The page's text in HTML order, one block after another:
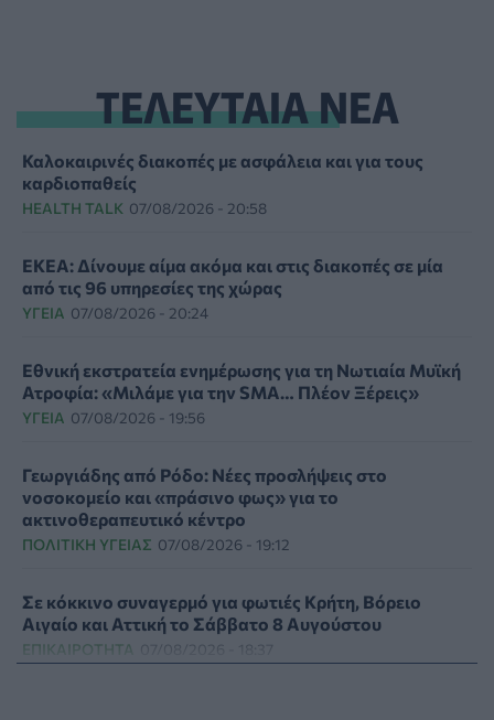
ΤΕΛΕΥΤΑΙΑ ΝΕΑ
Καλοκαιρινές διακοπές με ασφάλεια και για τους
καρδιοπαθείς
HEALTH TALK 07/08/2026 - 20:58
ΕΚΕΑ: Δίνουμε αίμα ακόμα και στις διακοπές σε μία
από τις 96 υπηρεσίες της χώρας
ΥΓΕΊΑ 07/08/2026 - 20:24
Εθνική εκστρατεία ενημέρωσης για τη Νωτιαία Μυϊκή
Ατροφία: «Μιλάμε για την SMA… Πλέον Ξέρεις»
ΥΓΕΊΑ 07/08/2026 - 19:56
Γεωργιάδης από Ρόδο: Νέες προσλήψεις στο
νοσοκομείο και «πράσινο φως» για το
ακτινοθεραπευτικό κέντρο
ΠΟΛΙΤΙΚΉ ΥΓΕΊΑΣ 07/08/2026 - 19:12
Σε κόκκινο συναγερμό για φωτιές Κρήτη, Βόρειο
Αιγαίο και Αττική το Σάββατο 8 Αυγούστου
ΕΠΙΚΑΙΡΌΤΗΤΑ 07/08/2026 - 18:37